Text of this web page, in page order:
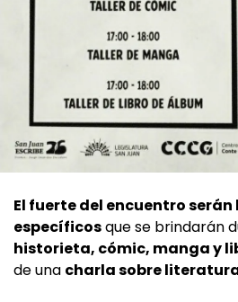
El fuerte del encuentro
específicosque se brindarán
historieta, cómic, manga y
de una charla sobre